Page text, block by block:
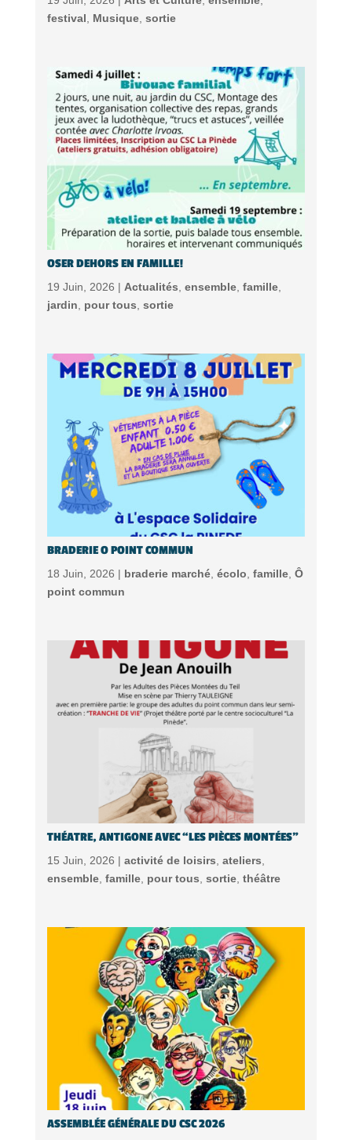
festival
Musique, sortie
OSER DEHORS EN FAMILLE!
19 Juin, 2026 | Actualités ensemble, famille,
jardin
pour tous sortie
BRADERIE O POINT COMMUN
18 Juin, 2026 | braderie marché, écolo famille, Ô
point commun
THÉATRE, ANTIGONE AVEC “LES PIÈCES MONTÉES”
15 Juin, 2026 | activité de loisirs ateliers
ensemble, famille, pour tous sortie, théâtre
ASSEMBLÉE GÉNÉRALE DU CSC 2026